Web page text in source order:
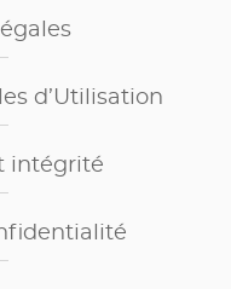
d’Utilisation
intégrité